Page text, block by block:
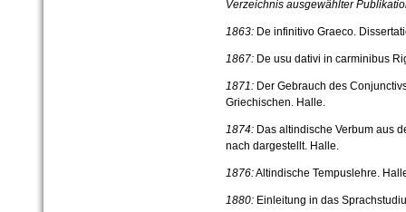
Verzeichnis ausgewählter
1863:De infinitivo Graeco.
1867:De usu dativi in carminibus
1871:Der Gebrauch des
Griechischen. Halle.
1874:Das altindische Verbum aus
nach dargestellt. Halle.
1876:Altindische Tempuslehre.
1880:Einleitung in das